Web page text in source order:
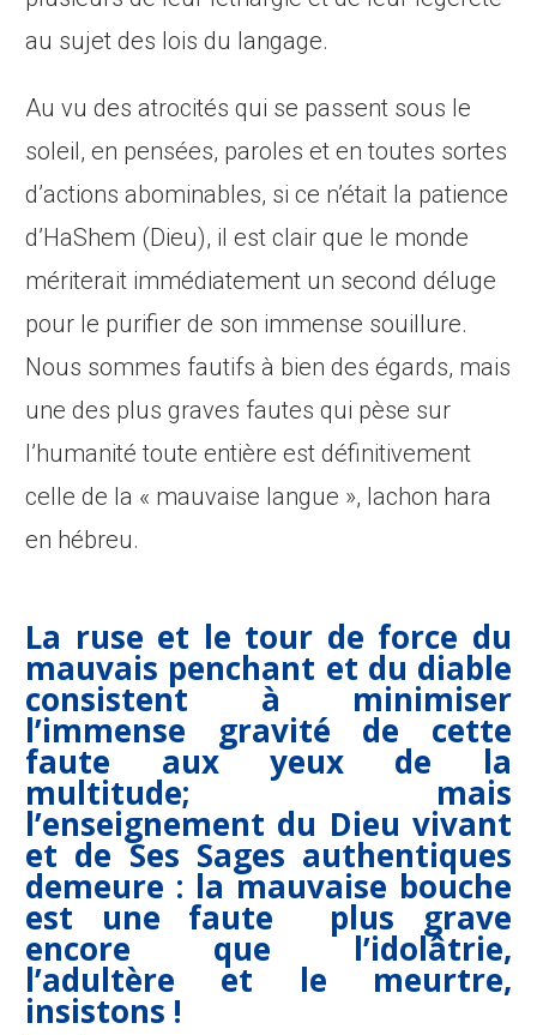
au sujet des lois du langage.
Au vu des atrocités qui se passent sous le
soleil, en pensées, paroles et en toutes sortes
d’actions abominables, si ce n’était la patience
d’HaShem (Dieu), il est clair que le monde
mériterait immédiatement un second déluge
pour le purifier de son immense souillure.
Nous sommes fautifs à bien des égards, mais
une des plus graves fautes qui pèse sur
l’humanité toute entière est définitivement
celle de la « mauvaise langue », lachon hara
en hébreu.
La ruse et le tour de force du
mauvais penchant et du diable
consistent à minimiser
l’immense gravité de cette
faute aux yeux de la
multitude; mais
l’enseignement du Dieu vivant
et de Ses Sages authentiques
demeure : la mauvaise bouche
est une faute plus grave
encore que l’idolâtrie,
l’adultère et le meurtre,
insistons !